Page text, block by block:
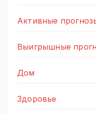
Активные
Выигрышные
Дом
Здоровье